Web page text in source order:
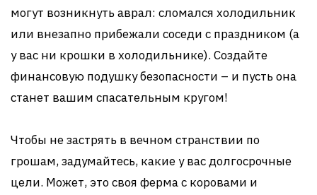
могут возникнуть аврал: сломался холодильник
или внезапно прибежали соседи с праздником (а
у вас ни крошки в холодильнике). Создайте
финансовую подушку безопасности – и пусть она
станет вашим спасательным кругом!
Чтобы не застрять в вечном странствии по
грошам, задумайтесь, какие у вас долгосрочные
цели. Может, это своя ферма с коровами и